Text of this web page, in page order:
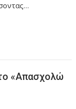
«Απασχολώ